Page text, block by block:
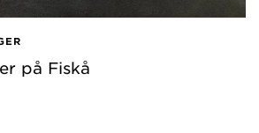
på Fiskå